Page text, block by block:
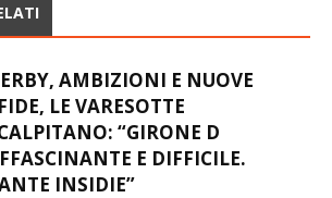
AMBIZIONI E NUOVE
LE VARESOTTE
“GIRONE D
E DIFFICILE.
INSIDIE”